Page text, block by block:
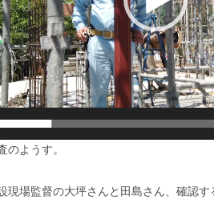
のようす。
現場監督の大坪さんと田島さん、確認